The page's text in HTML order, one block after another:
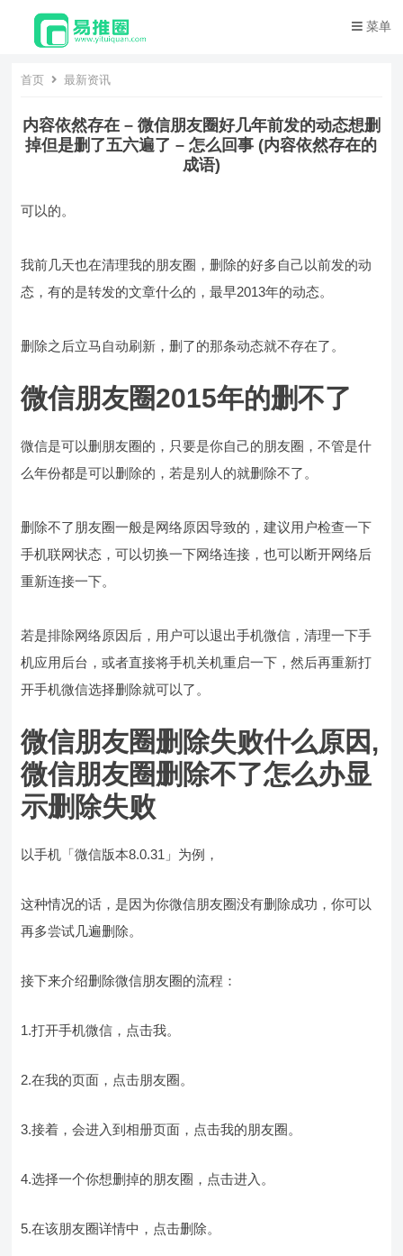
菜单
首页 最新资讯
内容依然存在 – 微信朋友圈好几年前发的动态想删
掉但是删了五六遍了 – 怎么回事 (内容依然存在的
成语)
可以的。
我前几天也在清理我的朋友圈，删除的好多自己以前发的动
态，有的是转发的文章什么的，最早2013年的动态。
删除之后立马自动刷新，删了的那条动态就不存在了。
微信朋友圈2015年的删不了
微信是可以删朋友圈的，只要是你自己的朋友圈，不管是什
么年份都是可以删除的，若是别人的就删除不了。
删除不了朋友圈一般是网络原因导致的，建议用户检查一下
手机联网状态，可以切换一下网络连接，也可以断开网络后
重新连接一下。
若是排除网络原因后，用户可以退出手机微信，清理一下手
机应用后台，或者直接将手机关机重启一下，然后再重新打
开手机微信选择删除就可以了。
微信朋友圈删除失败什么原因,
微信朋友圈删除不了怎么办显
示删除失败
以手机「微信版本8.0.31」为例，
这种情况的话，是因为你微信朋友圈没有删除成功，你可以
再多尝试几遍删除。
接下来介绍删除微信朋友圈的流程：
1.打开手机微信，点击我。
2.在我的页面，点击朋友圈。
3.接着，会进入到相册页面，点击我的朋友圈。
4.选择一个你想删掉的朋友圈，点击进入。
5.在该朋友圈详情中，点击删除。